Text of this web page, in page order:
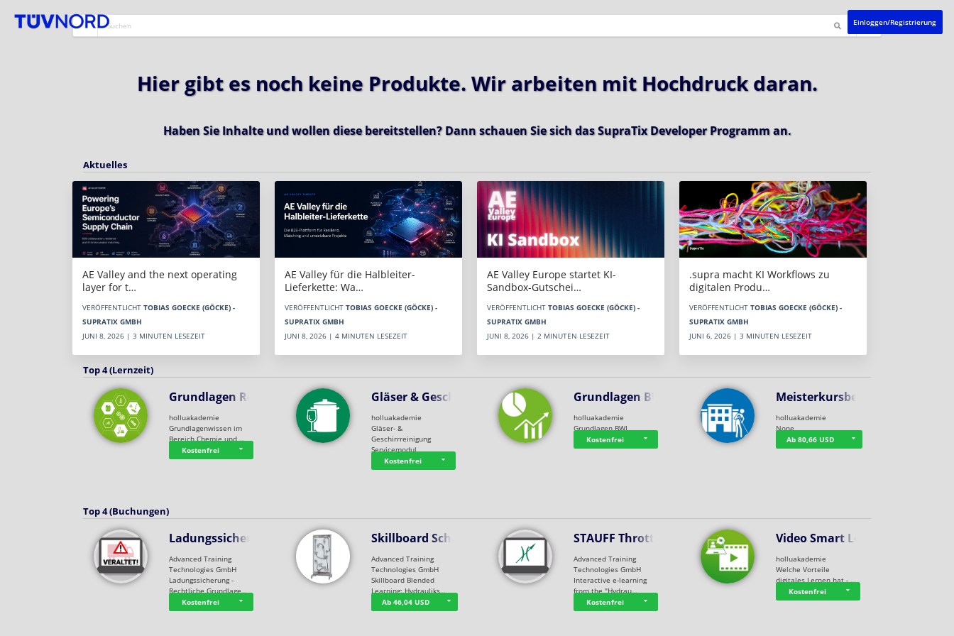
Einloggen/Registrierung
Hier gibt es noch keine Produkte. Wir arbeiten mit Hochdruck daran.
Haben Sie Inhalte und wollen diese bereitstellen? Dann schauen Sie sich dasSupraTix Developer Programman.
Aktuelles
AE Valley and the next operating
layer for t…
VERÖFFENTLICHT TOBIAS GOECKE (GÖCKE) -
SUPRATIX GMBH
JUNI 8, 2026 | 3 MINUTEN LESEZEIT
AE Valley für die Halbleiter-
Lieferkette: Wa…
VERÖFFENTLICHT TOBIAS GOECKE (GÖCKE) -
SUPRATIX GMBH
JUNI 8, 2026 | 4 MINUTEN LESEZEIT
AE Valley Europe startet KI-
Sandbox-Gutschei…
VERÖFFENTLICHT TOBIAS GOECKE (GÖCKE) -
SUPRATIX GMBH
JUNI 8, 2026 | 2 MINUTEN LESEZEIT
.supra macht KI Workflows zu
digitalen Produ…
VERÖFFENTLICHT TOBIAS GOECKE (GÖCKE) -
SUPRATIX GMBH
JUNI 6, 2026 | 3 MINUTEN LESEZEIT
Top 4 (Lernzeit)
Grundlagen Rein…
holluakademie
Grundlagenwissen im
Bereich Chemie und …
Kostenfrei
Gläser & Geschi…
holluakademie
Gläser- &
Geschirrreinigung
Servicemodul
Kostenfrei
Grundlagen BWL
holluakademie
Grundlagen BWL
Kostenfrei
Meisterkursbegl…
holluakademie
None
Ab 80,66 USD
Top 4 (Buchungen)
Ladungssicherung
Advanced Training
Technologies GmbH
Ladungssicherung -
Rechtliche Grundlage…
Kostenfrei
Skillboard Schl…
Advanced Training
Technologies GmbH
Skillboard Blended
Learning: Hydrauliks…
Ab 46,04 USD
STAUFF Throttle…
Advanced Training
Technologies GmbH
Interactive e-learning
from the "Hydrau…
Kostenfrei
Video Smart Lea…
holluakademie
Welche Vorteile
digitales Lernen hat - …
Kostenfrei